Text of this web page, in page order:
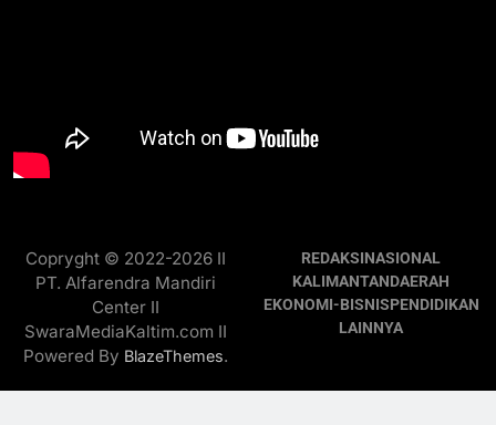
Copryght © 2022-2026 II
PT. Alfarendra Mandiri
Center II
SwaraMediaKaltim.com II
Powered By BlazeThemes.
REDAKSINASIONAL
KALIMANTANDAERAH
EKONOMI-BISNISPENDIDIKAN
LAINNYA